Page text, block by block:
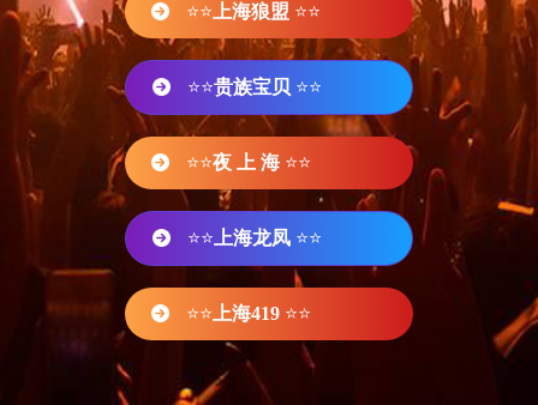
⭐⭐ 上海狼盟 ⭐⭐
⭐⭐贵族宝贝 ⭐⭐
⭐⭐夜 上 海 ⭐⭐
⭐⭐ 上海龙凤 ⭐⭐
⭐⭐ 上海419 ⭐⭐